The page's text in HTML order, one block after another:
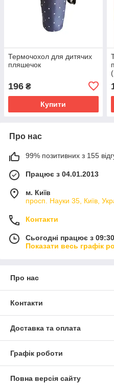
Термочохол для дитячих
пляшечок
196 ₴
Купити
Про нас
99% позитивних з 155
Працює з 04.01.2013
м. Київ
просп. Науки 35, Київ,
Контакти
Сьогодні працює з
Показати весь графік
Про нас
Контакти
Доставка та оплата
Графік роботи
Повна версія сайту